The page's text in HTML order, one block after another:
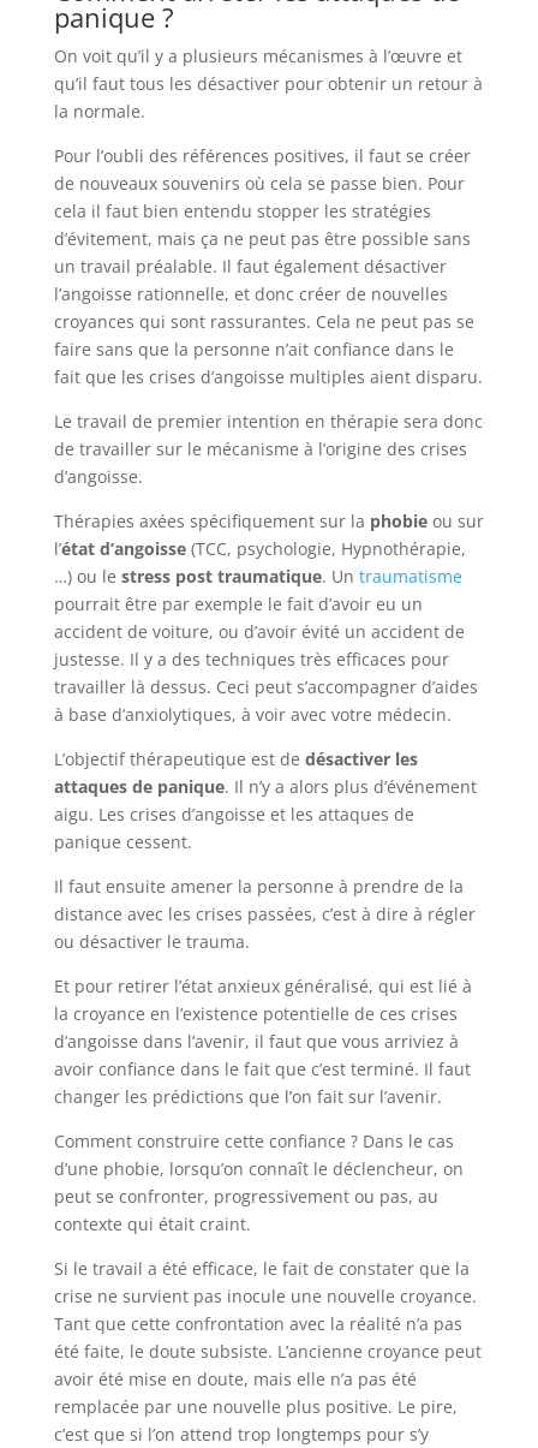
panique ?
On voit qu’il y a plusieurs mécanismes à l’œuvre et
qu’il faut tous les désactiver pour obtenir un retour à
la normale.
Pour l’oubli des références positives, il faut se créer
de nouveaux souvenirs où cela se passe bien. Pour
cela il faut bien entendu stopper les stratégies
d’évitement, mais ça ne peut pas être possible sans
un travail préalable. Il faut également désactiver
l’angoisse rationnelle, et donc créer de nouvelles
croyances qui sont rassurantes. Cela ne peut pas se
faire sans que la personne n’ait confiance dans le
fait que les crises d’angoisse multiples aient disparu.
Le travail de premier intention en thérapie sera donc
de travailler sur le mécanisme à l’origine des crises
d’angoisse.
Thérapies axées spécifiquement sur la phobieou sur
l’état d’angoisse(TCC, psychologie, Hypnothérapie,
…) ou le stress post traumatique. Un traumatisme
pourrait être par exemple le fait d’avoir eu un
accident de voiture, ou d’avoir évité un accident de
justesse. Il y a des techniques très efficaces pour
travailler là dessus. Ceci peut s’accompagner d’aides
à base d’anxiolytiques, à voir avec votre médecin.
L’objectif thérapeutique est de désactiver les
attaques de panique. Il n’y a alors plus d’événement
aigu. Les crises d’angoisse et les attaques de
panique cessent.
Il faut ensuite amener la personne à prendre de la
distance avec les crises passées, c’est à dire à régler
ou désactiver le trauma.
Et pour retirer l’état anxieux généralisé, qui est lié à
la croyance en l’existence potentielle de ces crises
d’angoisse dans l’avenir, il faut que vous arriviez à
avoir confiance dans le fait que c’est terminé. Il faut
changer les prédictions que l’on fait sur l’avenir.
Comment construire cette confiance ? Dans le cas
d’une phobie, lorsqu’on connaît le déclencheur, on
peut se confronter, progressivement ou pas, au
contexte qui était craint.
Si le travail a été efficace, le fait de constater que la
crise ne survient pas inocule une nouvelle croyance.
Tant que cette confrontation avec la réalité n’a pas
été faite, le doute subsiste. L’ancienne croyance peut
avoir été mise en doute, mais elle n’a pas été
remplacée par une nouvelle plus positive. Le pire,
c’est que si l’on attend trop longtemps pour s’y